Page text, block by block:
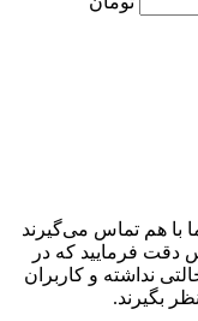
با هم تماس می‌گیرند
دقت فرمایید که در
نداشته و کاربران
بگیرند.